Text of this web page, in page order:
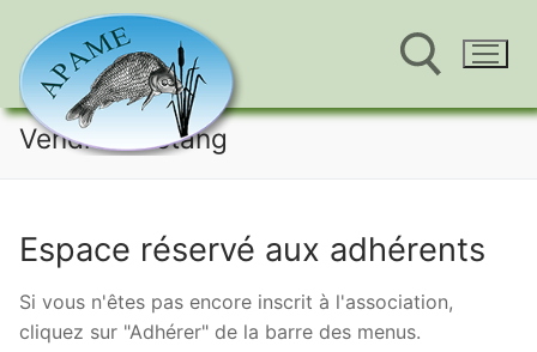
Aller
Vendre un étang
Espace réservé aux adhérents
Si vous n'êtes pas encore inscrit à l'association,
cliquez sur "Adhérer" de la barre des menus.